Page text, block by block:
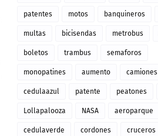
patentes motos banquineros
multas bicisendas metrobus
boletos trambus semaforos
monopatines aumento camiones
cedulaazul patente peatones
Lollapalooza NASA aeroparque
cedulaverde cordones cruceros